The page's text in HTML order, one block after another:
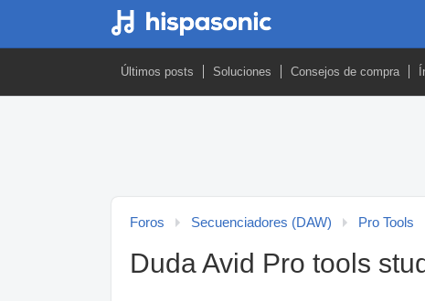
Últimos posts Soluciones Consejos de compra
Foros Secuenciadores (DAW) Pro Tools
Duda Avid Pro tools